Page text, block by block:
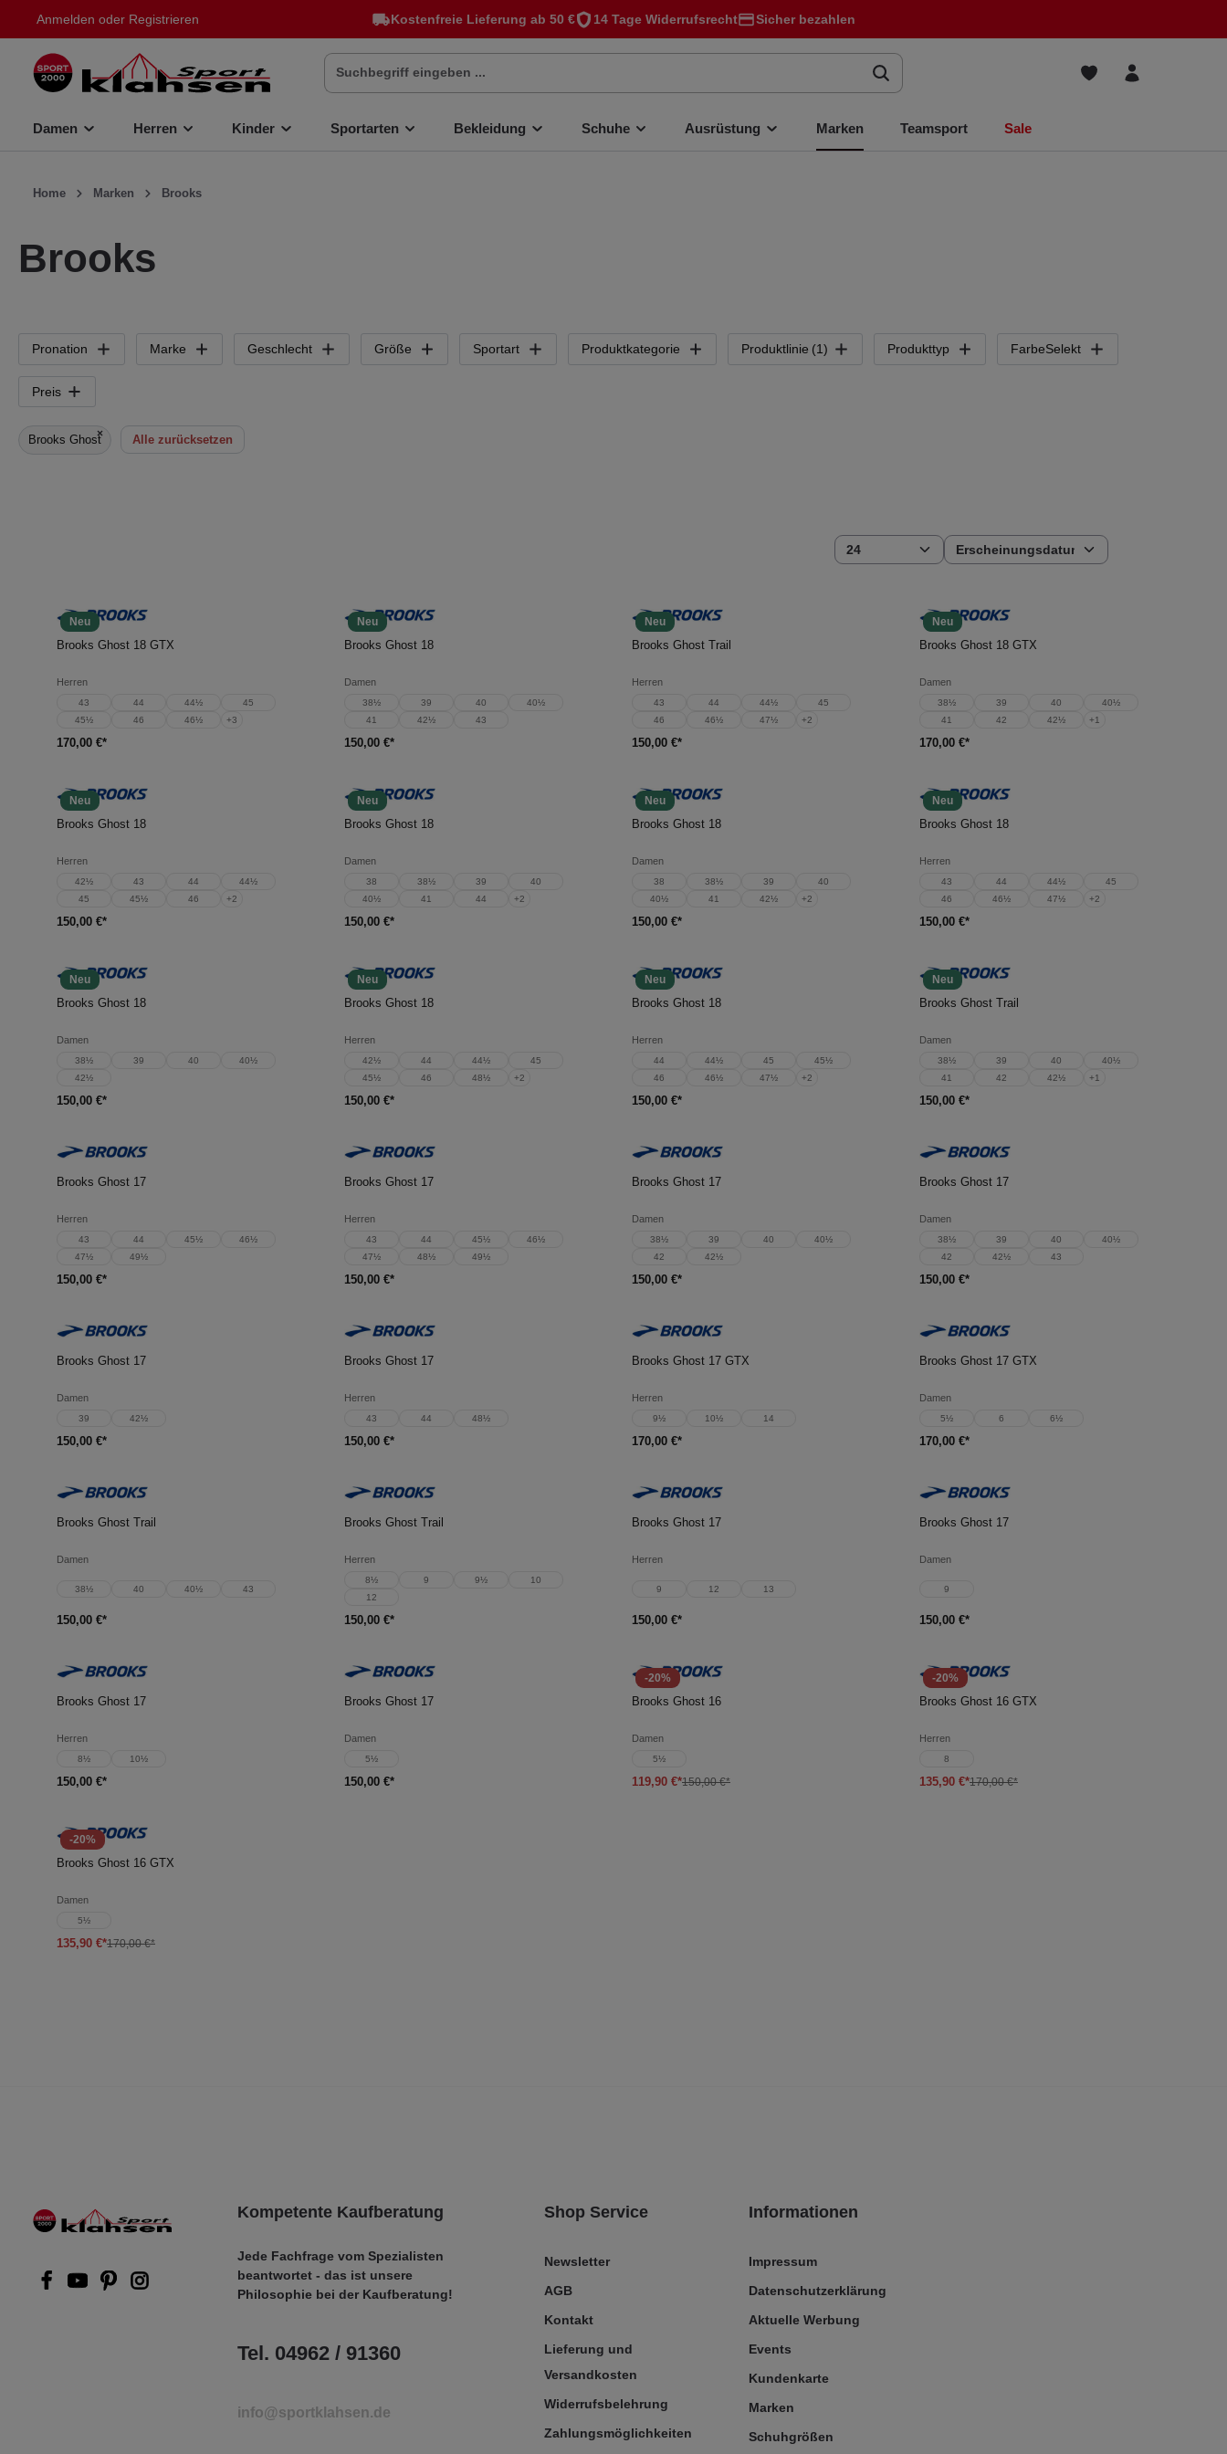
springen Kostenfreie Lieferung ab 50 € 14 Tage Widerrufsrecht Sicher bezahlen
Anmelden oder Registrieren
Damen Herren Kinder Sportarten Bekleidung Schuhe Ausrüstung Marken Teamsport Sale
Home Marken Brooks
Brooks
Pronation Marke Geschlecht Größe Sportart Produktkategorie Produktlinie (1) Produkttyp FarbeSelekt
Preis
Brooks Ghost× Alle zurücksetzen
Neu
In den Warenkorb
Brooks Ghost 18 GTX
Herren
43 44 44½
45
45½
46 46½ +3
170,00 €*
Neu
In den Warenkorb
Brooks Ghost 18
Damen
38½ 39 40
40½
41
42½ 43
150,00 €*
Neu
In den Warenkorb
Brooks Ghost Trail
Herren
43 44 44½
45
46
46½ 47½ +2
150,00 €*
Neu
In den Warenkorb
Brooks Ghost 18 GTX
Damen
38½ 39 40
40½
41
42 42½ +1
170,00 €*
Neu
In den Warenkorb
Brooks Ghost 18
Herren
42½ 43 44
44½
45
45½ 46 +2
150,00 €*
Neu
In den Warenkorb
Brooks Ghost 18
Damen
38 38½ 39
40
40½
41 44 +2
150,00 €*
Neu
In den Warenkorb
Brooks Ghost 18
Damen
38 38½ 39
40
40½
41 42½ +2
150,00 €*
Neu
In den Warenkorb
Brooks Ghost 18
Herren
43 44 44½
45
46
46½ 47½ +2
150,00 €*
Neu
In den Warenkorb
Brooks Ghost 18
Damen
38½ 39 40
40½
42½
150,00 €*
Neu
In den Warenkorb
Brooks Ghost 18
Herren
42½ 44 44½
45
45½
46 48½ +2
150,00 €*
Neu
In den Warenkorb
Brooks Ghost 18
Herren
44 44½ 45
45½
46
46½ 47½ +2
150,00 €*
Neu
In den Warenkorb
Brooks Ghost Trail
Damen
38½ 39 40
40½
41
42 42½ +1
150,00 €*
Brooks Ghost 17
Herren
43 44 45½
46½
47½
49½
150,00 €*
Brooks Ghost 17
Herren
43 44 45½
46½
47½
48½ 49½
150,00 €*
Brooks Ghost 17
Damen
38½ 39 40
40½
42
42½
150,00 €*
Brooks Ghost 17
Damen
38½ 39 40
40½
42
42½ 43
150,00 €*
Brooks Ghost 17
Damen
39 42½
150,00 €*
Brooks Ghost 17
Herren
43 44 48½
150,00 €*
Brooks Ghost 17 GTX
Herren
9½ 10½ 14
170,00 €*
Brooks Ghost 17 GTX
Damen
5½ 6 6½
170,00 €*
Brooks Ghost Trail
Damen
38½ 40 40½ 43
150,00 €*
Brooks Ghost Trail
Herren
8½ 9 9½
10
12
150,00 €*
Brooks Ghost 17
Herren
9 12 13
150,00 €*
Brooks Ghost 17
Damen
9
150,00 €*
Brooks Ghost 17
Herren
8½ 10½
150,00 €*
Brooks Ghost 17
Damen
5½
150,00 €*
-20%
In den Warenkorb
Brooks Ghost 16
Damen
5½
119,90 €*150,00 €*
-20%
In den Warenkorb
Brooks Ghost 16 GTX
Herren
8
135,90 €*170,00 €*
-20%
In den Warenkorb
Brooks Ghost 16 GTX
Damen
5½
135,90 €*170,00 €*
Kompetente Kaufberatung
Jede Fachfrage vom Spezialisten
beantwortet - das ist unsere
Philosophie bei der Kaufberatung!
Tel. 04962 / 91360
info@sportklahsen.de
Shop Service
Newsletter
AGB
Kontakt
Lieferung und
Versandkosten
Widerrufsbelehrung
Zahlungsmöglichkeiten
Informationen
Impressum
Datenschutzerklärung
Aktuelle Werbung
Events
Kundenkarte
Marken
Schuhgrößen